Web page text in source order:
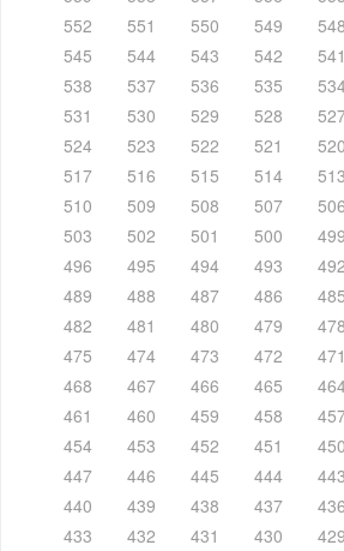
552
551 550 549 548
545
544 543 542 541
538
537 536 535
531
530 529 528
524
523 522 521 520
517
516 515 514 513
510
509 508 507 506
503
502 501 500 499
496
495 494 493 492
489
488 487 486 485
482
481 480 479 478
475
474 473 472 471
468
467 466 465
461
460 459 458
454
453 452 451 450
447
446 445 444 443
440
439 438 437 436
433
432 431 430 429